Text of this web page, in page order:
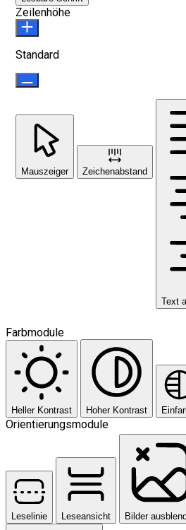
Zeilenhöhe
Standard
Mauszeiger Zeichenabstand
Text
Farbmodule
Heller Kontrast Hoher Kontrast
Orientierungsmodule
Leselinie Leseansicht Bilder